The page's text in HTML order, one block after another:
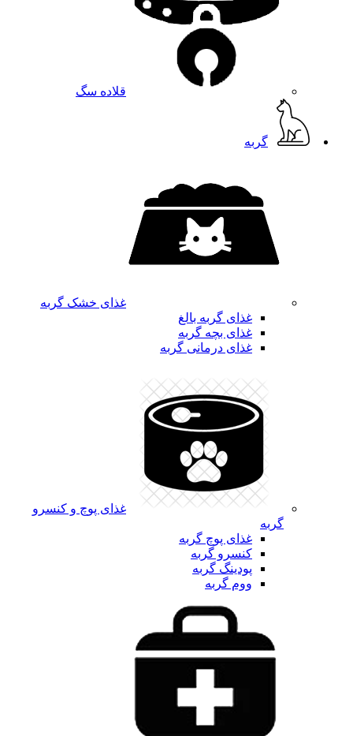
قلاده سگ
گربه
غذای خشک گربه
غذای گربه بالغ
غذای بچه گربه
غذای درمانی گربه
غذای پوچ و کنسرو
گربه
غذای پوچ گربه
کنسرو گربه
پودینگ گربه
ووم گربه